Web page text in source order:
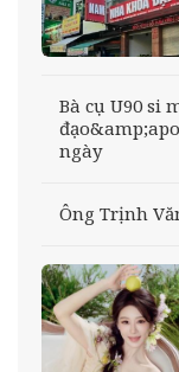
Bà cụ U90 si
ngày
Ông Trịnh